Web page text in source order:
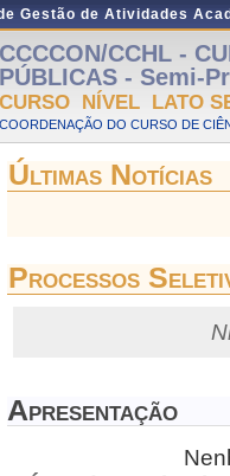
Gestão de Atividades
CCCCON/CCHL -
PÚBLICAS - Semi-
CURSO NÍVEL LATO
COORDENAÇÃO DO CURSO DE
Últimas Notícias
Processos
Apresentação